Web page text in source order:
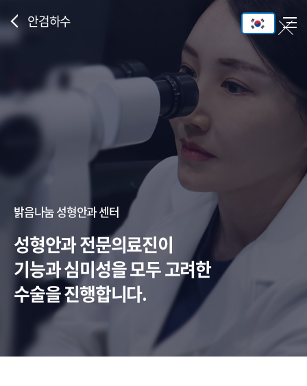
안검하수
밝음나눔 성형안과 센터
성형안과 전문의료진이
기능과 심미성을 모두 고려한
수술을 진행합니다.